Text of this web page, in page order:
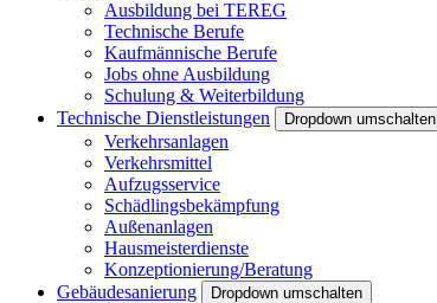
Ausbildung bei TEREG
Technische Berufe
Kaufmännische Berufe
Jobs ohne Ausbildung
Schulung & Weiterbildung
Technische Dienstleistungen
Dropdown umschalten
Verkehrsanlagen
Verkehrsmittel
Aufzugsservice
Schädlingsbekämpfung
Außenanlagen
Hausmeisterdienste
Konzeptionierung/Beratung
Gebäudesanierung
Dropdown umschalten